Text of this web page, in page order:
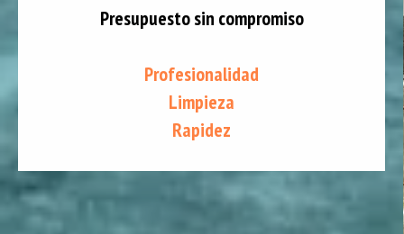
Presupuesto sin compromiso
Profesionalidad
Limpieza
Rapidez